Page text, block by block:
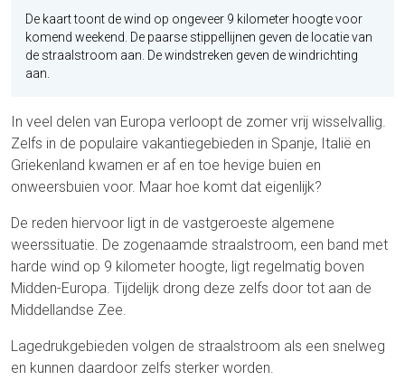
De kaart toont de wind op ongeveer 9 kilometer hoogte voor
komend weekend. De paarse stippellijnen geven de locatie van
de straalstroom aan. De windstreken geven de windrichting
aan.
In veel delen van Europa verloopt de zomer vrij wisselvallig.
Zelfs in de populaire vakantiegebieden in Spanje, Italië en
Griekenland kwamen er af en toe hevige buien en
onweersbuien voor. Maar hoe komt dat eigenlijk?
De reden hiervoor ligt in de vastgeroeste algemene
weerssituatie. De zogenaamde straalstroom, een band met
harde wind op 9 kilometer hoogte, ligt regelmatig boven
Midden-Europa. Tijdelijk drong deze zelfs door tot aan de
Middellandse Zee.
Lagedrukgebieden volgen de straalstroom als een snelweg
en kunnen daardoor zelfs sterker worden.